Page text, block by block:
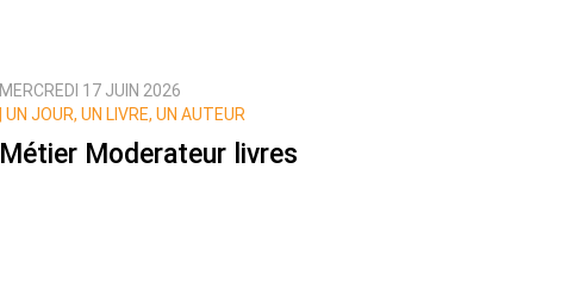
MERCREDI 17 JUIN 2026
UN JOUR, UN LIVRE, UN AUTEUR
Métier Moderateur livres